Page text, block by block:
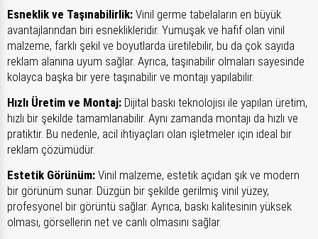
Esneklik ve Taşınabilirlik: Vinil germe tabelaların en büyük
avantajlarından biri esneklikleridir. Yumuşak ve hafif olan vinil
malzeme, farklı şekil ve boyutlarda üretilebilir, bu da çok sayıda
reklam alanına uyum sağlar. Ayrıca, taşınabilir olmaları sayesinde
kolayca başka bir yere taşınabilir ve montajı yapılabilir.
Hızlı Üretim ve Montaj: Dijital baskı teknolojisi ile yapılan üretim,
hızlı bir şekilde tamamlanabilir. Aynı zamanda montajı da hızlı ve
pratiktir. Bu nedenle, acil ihtiyaçları olan işletmeler için ideal bir
reklam çözümüdür.
Estetik Görünüm: Vinil malzeme, estetik açıdan şık ve modern
bir görünüm sunar. Düzgün bir şekilde gerilmiş vinil yüzey,
profesyonel bir görüntü sağlar. Ayrıca, baskı kalitesinin yüksek
olması, görsellerin net ve canlı olmasını sağlar.